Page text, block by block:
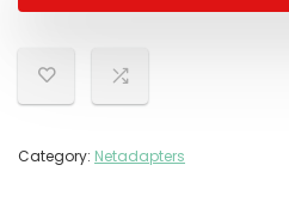
Category: Netadapters